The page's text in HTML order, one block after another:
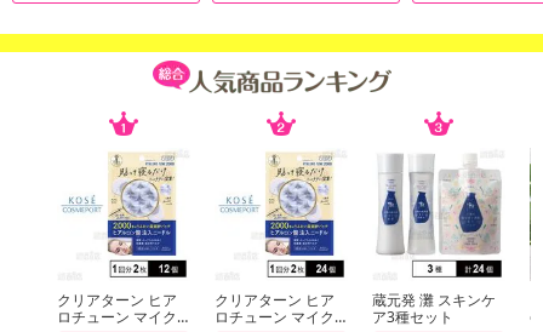
クリアターン ヒア
ロチューン マイク
クリアターン ヒア
ロチューン マイク
蔵元発 灘 スキンケ
ア3種セット